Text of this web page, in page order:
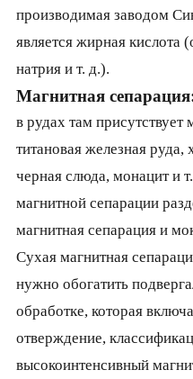
производимая заводом
является жирная кислота
натрия и т. д.).
Магнитная
в рудах там присутствует
титановая железная руда,
черная слюда, монацит и
магнитной сепарации
магнитная сепарация и
Сухая магнитная
нужно обогатить
обработке, которая
отверждение,
высокоинтенсивный